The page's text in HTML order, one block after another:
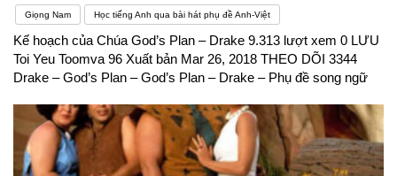
Giọng Nam Học tiếng Anh qua bài hát phụ đề Anh-Việt
Kế hoạch của Chúa God’s Plan – Drake 9.313 lượt xem 0 LƯU
Toi Yeu Toomva 96 Xuất bản Mar 26, 2018 THEO DÕI 3344
Drake – God’s Plan – God’s Plan – Drake – Phụ đề song ngữ